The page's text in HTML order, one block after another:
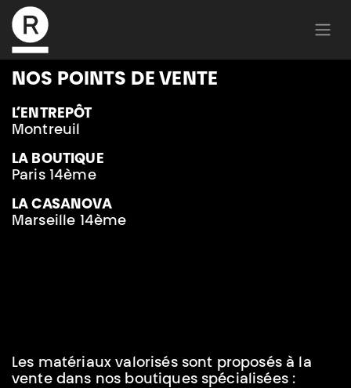
NOS POINTS DE VENTE
L’ENTREPÔT
Montreuil
LA BOUTIQUE
Paris 14ème
LA CASANOVA
Marseille 14ème
Les matériaux valorisés sont proposés à la
vente dans nos boutiques spécialisées :